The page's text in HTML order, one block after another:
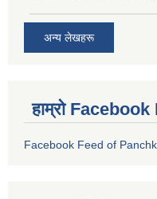
अन्य लेखहरू
हाम्रो Facebook
Facebook Feed of